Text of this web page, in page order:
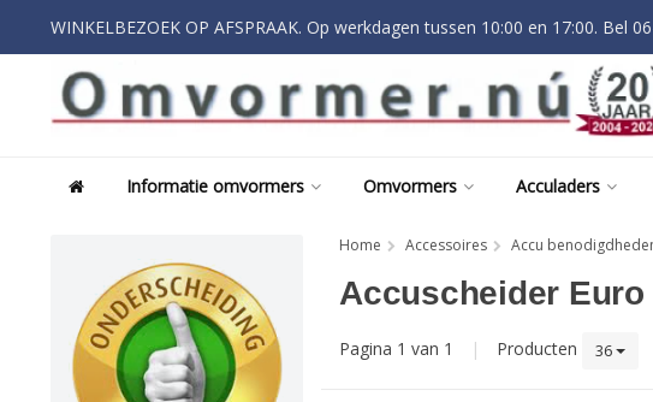
WINKELBEZOEK OP AFSPRAAK. Op werkdagen tussen 10:00 en 17:00. Bel
Informatie omvormers Omvormers Acculaders
Home Accessoires Accu
Accuscheider Euro
Pagina 1 van 1 | Producten 36